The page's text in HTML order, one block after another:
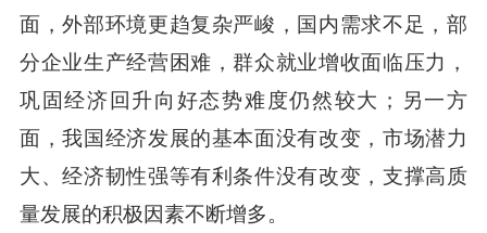
面，外部环境更趋复杂严峻，国内需求不足，部
分企业生产经营困难，群众就业增收面临压力，
巩固经济回升向好态势难度仍然较大；另一方
面，我国经济发展的基本面没有改变，市场潜力
大、经济韧性强等有利条件没有改变，支撑高质
量发展的积极因素不断增多。